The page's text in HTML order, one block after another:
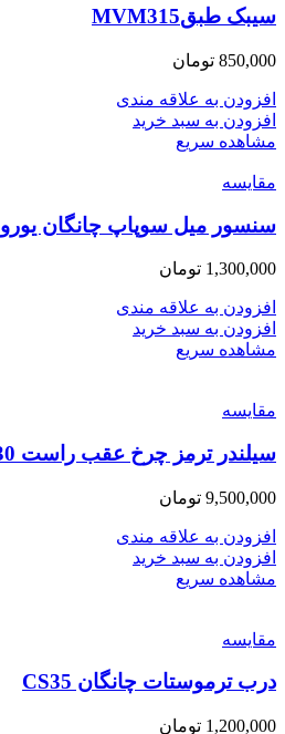
سیبک طبقMVM315
850,000 تومان
افزودن به علاقه مندی
افزودن به سبد خرید
مشاهده سریع
مقایسه
سنسور میل سوپاپ چانگان یورو 4 CS35
1,300,000 تومان
افزودن به علاقه مندی
افزودن به سبد خرید
مشاهده سریع
مقایسه
سیلندر ترمز چرخ عقب راست H30
9,500,000 تومان
افزودن به علاقه مندی
افزودن به سبد خرید
مشاهده سریع
مقایسه
درب ترموستات چانگان CS35
1,200,000 تومان